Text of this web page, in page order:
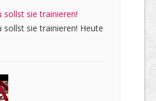
sollst sie trainieren!
sollst sie trainieren! Heute